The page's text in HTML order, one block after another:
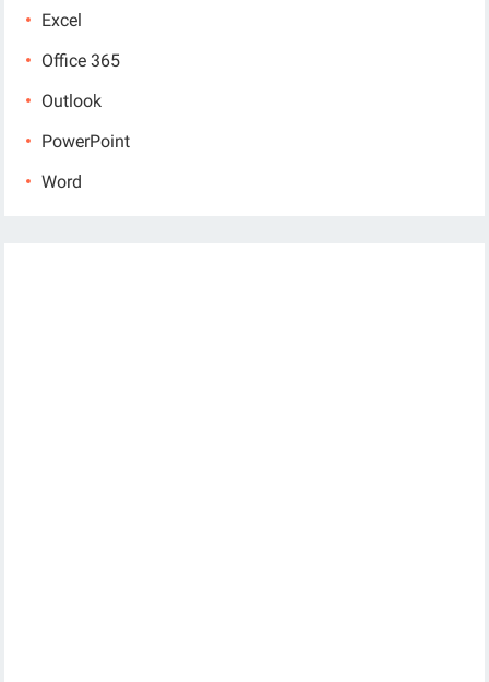
Excel
Office 365
Outlook
PowerPoint
Word